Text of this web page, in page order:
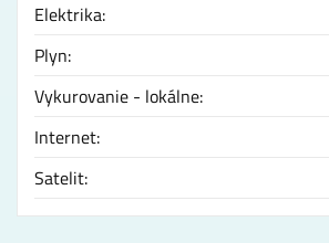
Elektrika:
Plyn:
Vykurovanie - lokálne:
Internet:
Satelit: